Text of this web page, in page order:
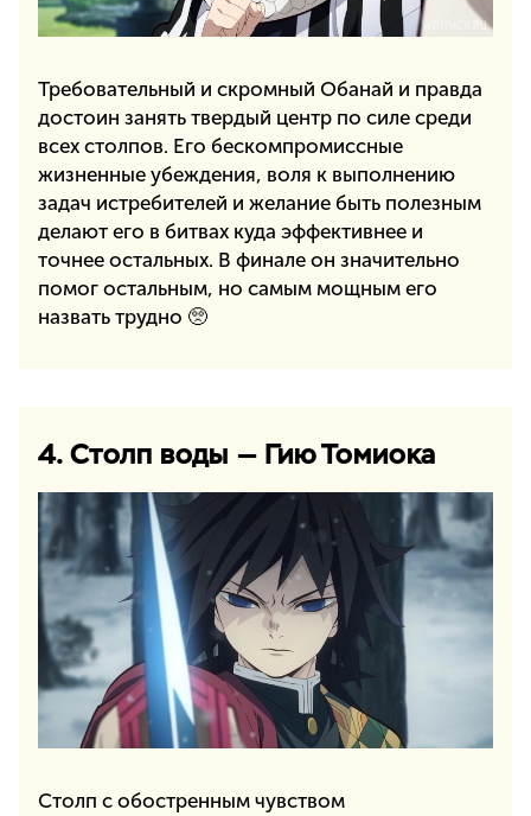
Требовательный и скромный Обанай и правда
достоин занять твердый центр по силе среди
всех столпов. Его бескомпромиссные
жизненные убеждения, воля к выполнению
задач истребителей и желание быть полезным
делают его в битвах куда эффективнее и
точнее остальных. В финале он значительно
помог остальным, но самым мощным его
назвать трудно 🥺
4. Столп воды — Гию Томиока
Столп с обостренным чувством